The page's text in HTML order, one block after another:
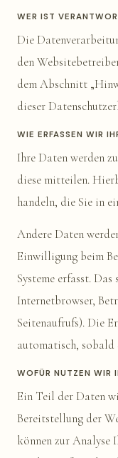
WER IST
Die
den
dem Abschnitt
dieser
WIE ERFASSEN WIR
Ihre Daten werden
diese mitteilen.
handeln, die Sie in
Andere Daten
Einwilligung beim
Systeme erfasst.
Internetbrowser,
Seitenaufrufs). Die
automatisch, sobald
WOFÜR NUTZEN WIR
Ein Teil der Daten
Bereitstellung der
können zur Analyse